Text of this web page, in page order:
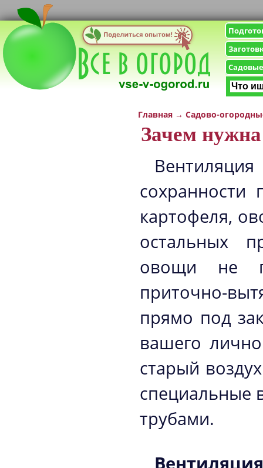
Главная → Садово-
Зачем
сохранности
картофеля,
остальных
овощи не
приточно-
прямо под
вашего
старый
специальные
трубами.